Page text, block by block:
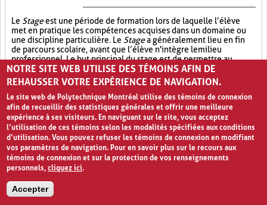
Le Stageest une période de formation lors de laquelle l’élève
met en pratique les compétences acquises dans un domaine ou
une discipline particulière. Le Stagea généralement lieu en fin
de parcours scolaire, avant que l’élève n'intègre le milieu
professionnel. Le but principal du stage est de permettre au
stagiaire de développer son savoir-être et son savoir-faire dans
un contexte réel, similaire à celui où il devra exercer son futur
métier. Le stagiaire a la chance d’être accompagné d’un
formateur qui guidera ses pas et qui veillera à l’outiller avec des
éléments et des savoirs nécessaires à l’accomplissement de la
tâche exigée, et ce en vue de le préparer à occuper un poste
particulier. L’élève stagiaire demeure, tout au long du stage,
supervisé par son enseignant qui s’assure du bon déroulement du
stage tant sur le plan pratique que sur le plan organisationnel. Le
stage prend fin lorsque l’élève remet à son enseignant un rapport
de stage comportant une analyse rétrospective de ses
apprentissages ainsi qu’une évaluation du formateur de stage.
Cas réel (4)
NOTRE SITE WEB UTILISE DES TÉMOINS AFIN DE
REHAUSSER VOTRE EXPÉRIENCE DE NAVIGATION.
Le site web de Polytechnique Montréal utilise des témoins de connexion
afin de recueillir des statistiques générales et offrir une meilleure
expérience à ses visiteurs. En naviguant sur le site, vous acceptez
l’utilisation de ces témoins selon les modalités spécifiées aux conditions
d’utilisation. Vous pouvez refuser les témoins de connexion en modifiant
vos paramètres de navigation. Pour en savoir plus sur le recours aux
témoins de connexion et sur la protection de vos renseignements
personnels,cliquez ici.
Accepter